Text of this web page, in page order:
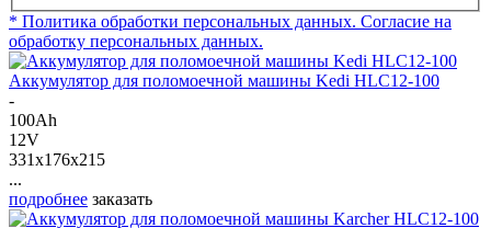
* Политика обработки персональных данных. Согласие на
обработку персональных данных.
Аккумулятор для поломоечной машины Kedi HLC12-100
-
100Ah
12V
331x176x215
...
подробнее заказать